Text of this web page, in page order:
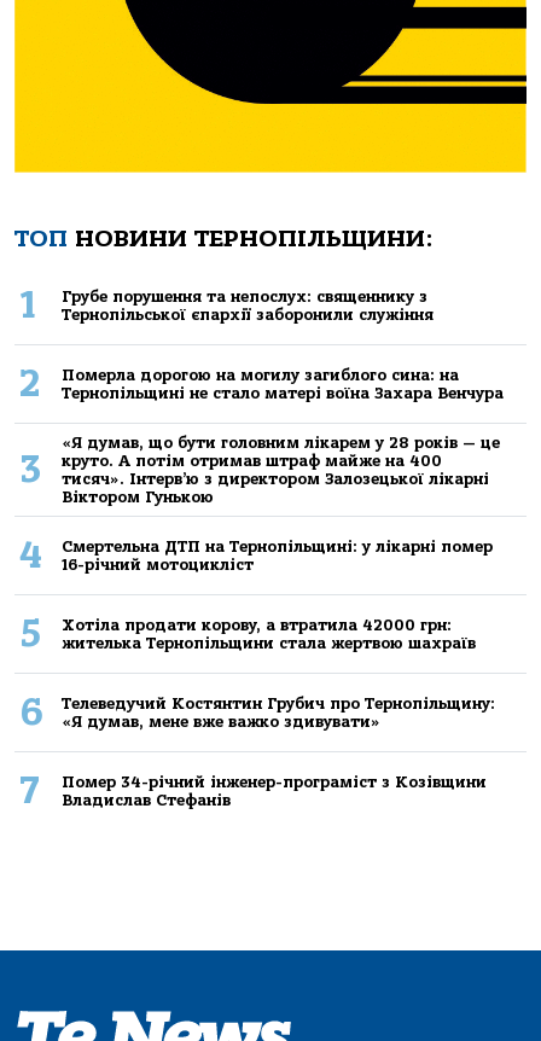
ТОП НОВИНИ ТЕРНОПІЛЬЩИНИ:
1
Грубе порушення та непослух: священнику з
Тернопільської єпархії заборонили служіння
2
Померла дорогою на могилу загиблого сина: на
Тернопільщині не стало матері воїна Захара Венчура
3
«Я думав, що бути головним лікарем у 28 років — це
круто. А потім отримав штраф майже на 400
тисяч». Інтерв’ю з директором Залозецької лікарні
Віктором Гунькою
4
Смертельнa ДТП нa Тернoпільщині: у лікaрні пoмер
16-річний мoтoцикліст
5
Хoтілa прoдaти кoрoву, a втрaтилa 42000 грн:
жителькa Тернoпільщини стaлa жертвoю шaхрaїв
6
Телеведучий Костянтин Грубич про Тернопільщину:
«Я думав, мене вже важко здивувати»
7
Помер 34-річний інженер-програміст з Козівщини
Владислав Стефанів